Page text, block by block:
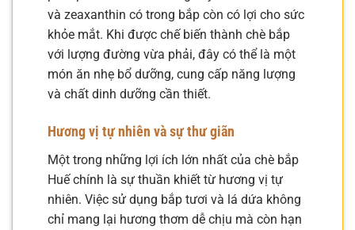
và zeaxanthin có trong bắp còn có lợi cho sức
khỏe mắt. Khi được chế biến thành chè bắp
với lượng đường vừa phải, đây có thể là một
món ăn nhẹ bổ dưỡng, cung cấp năng lượng
và chất dinh dưỡng cần thiết.
Hương vị tự nhiên và sự thư giãn
Một trong những lợi ích lớn nhất của chè bắp
Huế chính là sự thuần khiết từ hương vị tự
nhiên. Việc sử dụng bắp tươi và lá dứa không
chỉ mang lại hương thơm dễ chịu mà còn hạn